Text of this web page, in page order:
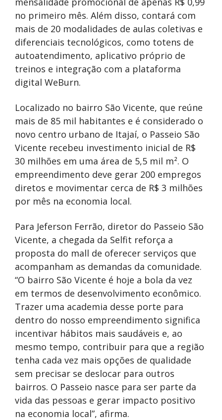
no primeiro mês. Além disso, contará com
mais de 20 modalidades de aulas coletivas e
diferenciais tecnológicos, como totens de
autoatendimento, aplicativo próprio de
treinos e integração com a plataforma
digital WeBurn.
Localizado no bairro São Vicente, que reúne
mais de 85 mil habitantes e é considerado o
novo centro urbano de Itajaí, o Passeio São
Vicente recebeu investimento inicial de R$
30 milhões em uma área de 5,5 mil m². O
empreendimento deve gerar 200 empregos
diretos e movimentar cerca de R$ 3 milhões
por mês na economia local.
Para Jeferson Ferrão, diretor do Passeio São
Vicente, a chegada da Selfit reforça a
proposta do mall de oferecer serviços que
acompanham as demandas da comunidade.
“O bairro São Vicente é hoje a bola da vez
em termos de desenvolvimento econômico.
Trazer uma academia desse porte para
dentro do nosso empreendimento significa
incentivar hábitos mais saudáveis e, ao
mesmo tempo, contribuir para que a região
tenha cada vez mais opções de qualidade
sem precisar se deslocar para outros
bairros. O Passeio nasce para ser parte da
vida das pessoas e gerar impacto positivo
na economia local”, afirma.